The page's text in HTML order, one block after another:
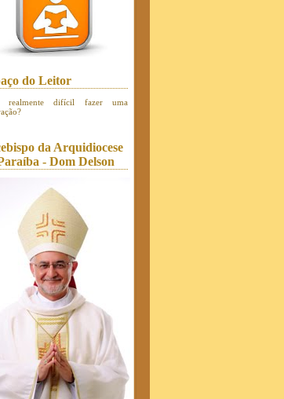
do Leitor
realmente difícil fazer uma
da Arquidiocese
- Dom Delson